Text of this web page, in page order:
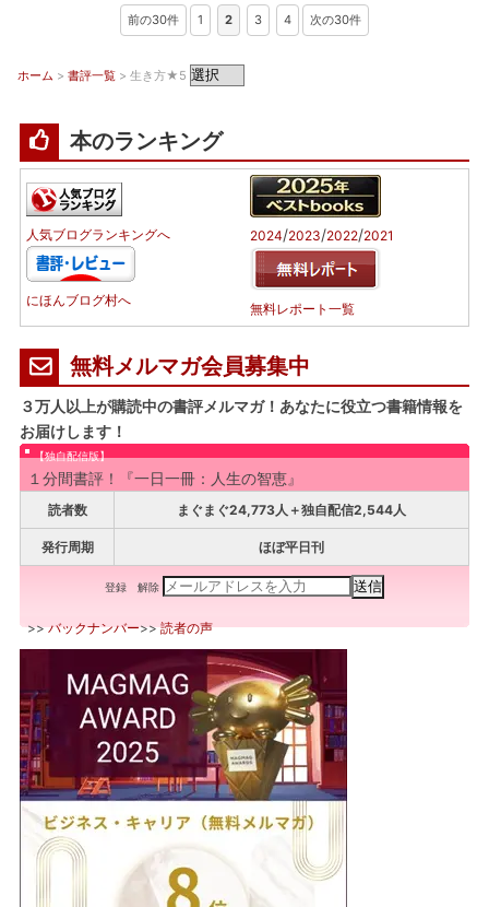
前の30件 1 2 3 4 次の30件
ホーム > 書評一覧 > 生き方★5
本のランキング
人気ブログランキングへ
にほんブログ村へ
2024/2023/2022/2021
無料レポート一覧
無料メルマガ会員募集中
３万人以上が購読中の書評メルマガ！あなたに役立つ書籍情報を
お届けします！
【独自配信版】
１分間書評！『一日一冊：人生の智恵』
読者数 まぐまぐ24,773人＋独自配信2,544人
発行周期 ほぼ平日刊
登録 解除
>>バックナンバー>>読者の声